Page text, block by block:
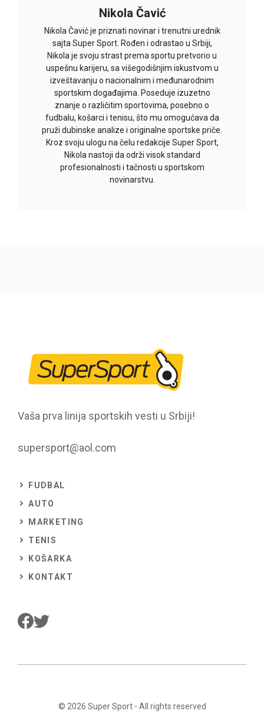
Nikola Čavić
Nikola Čavić je priznati novinar i trenutni urednik
sajta Super Sport. Rođen i odrastao u Srbiji,
Nikola je svoju strast prema sportu pretvorio u
uspešnu karijeru, sa višegodišnjim iskustvom u
izveštavanju o nacionalnim i međunarodnim
sportskim događajima. Poseduje izuzetno
znanje o različitim sportovima, posebno o
fudbalu, košarci i tenisu, što mu omogućava da
pruži dubinske analize i originalne sportske priče.
Kroz svoju ulogu na čelu redakcije Super Sport,
Nikola nastoji da održi visok standard
profesionalnosti i tačnosti u sportskom
novinarstvu.
Vaša prva linija sportskih vesti u Srbiji!
supersport@aol.com
FUDBAL
AUTO
MARKETING
TENIS
KOŠARKA
KONTAKT
© 2026 Super Sport- All rights reserved